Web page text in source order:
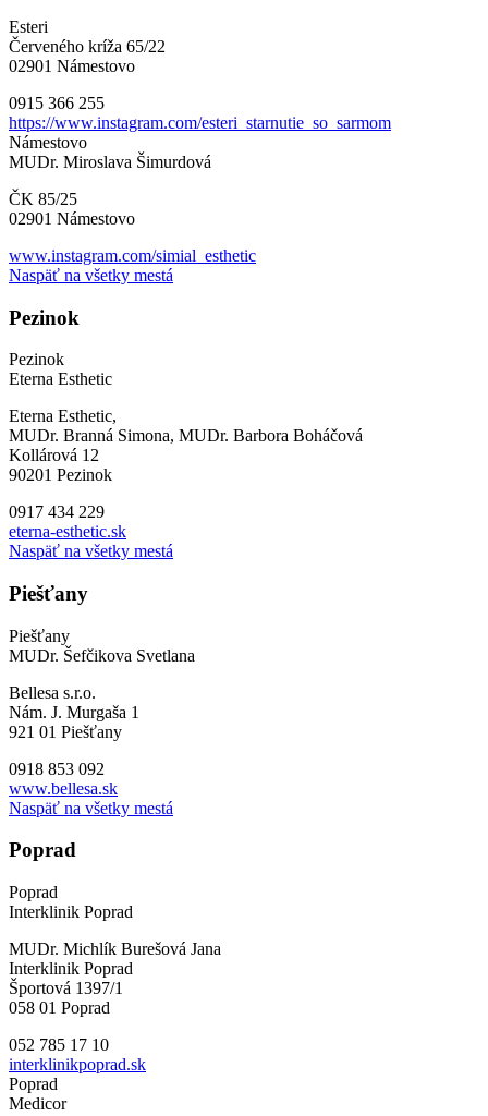
Esteri
Červeného kríža 65/22
02901 Námestovo
0915 366 255
https://www.instagram.com/esteri_starnutie_so_sarmom
Námestovo
MUDr. Miroslava Šimurdová
ČK 85/25
02901 Námestovo
www.instagram.com/simial_esthetic
Naspäť na všetky mestá
Pezinok
Pezinok
Eterna Esthetic
Eterna Esthetic,
MUDr. Branná Simona, MUDr. Barbora Boháčová
Kollárová 12
90201 Pezinok
0917 434 229
eterna-esthetic.sk
Naspäť na všetky mestá
Piešťany
Piešťany
MUDr. Šefčikova Svetlana
Bellesa s.r.o.
Nám. J. Murgaša 1
921 01 Piešťany
0918 853 092
www.bellesa.sk
Naspäť na všetky mestá
Poprad
Poprad
Interklinik Poprad
MUDr. Michlík Burešová Jana
Interklinik Poprad
Športová 1397/1
058 01 Poprad
052 785 17 10
interklinikpoprad.sk
Poprad
Medicor